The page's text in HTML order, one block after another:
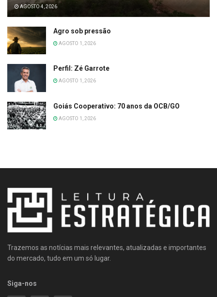
AGOSTO 4, 2026
Agro sob pressão
AGOSTO 1, 2026
Perfil: Zé Garrote
AGOSTO 1, 2026
Goiás Cooperativo: 70 anos da OCB/GO
AGOSTO 1, 2026
Trazemos as notícias mais relevantes, atualizadas e importantes
do mercado, tudo em um só lugar.
Siga-nos